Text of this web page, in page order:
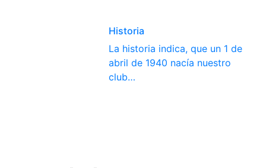
Historia
La historia indica, que un 1 de
abril de 1940 nacía nuestro
club…